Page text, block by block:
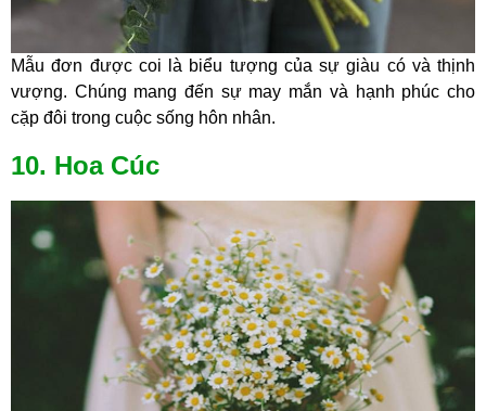
Mẫu đơn được coi là biểu tượng của sự giàu có và thịnh
vượng. Chúng mang đến sự may mắn và hạnh phúc cho
cặp đôi trong cuộc sống hôn nhân.
10. Hoa Cúc